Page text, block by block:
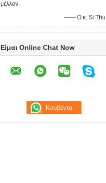
μέλλον.
—— Ο κ. Si Thu
Είμαι Online Chat Now